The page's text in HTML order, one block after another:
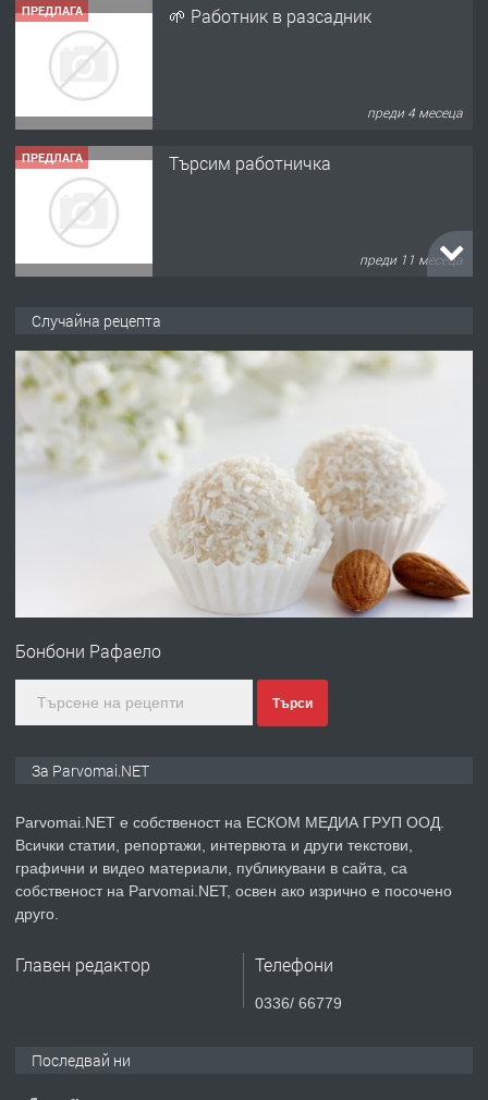
ПРЕДЛАГА 🌱 Работник в разсадник
преди 4 месеца
ПРЕДЛАГА Търсим работничка
преди 11 месеца
ПРЕДЛАГА Работа за общи работници
преди 1 година
Първи поход "По стъпките на Ангел
преди 1 година
ПРЕДЛАГА Уроци по Математика
Случайна рецепта
Бонбони Рафаело
Търси
За Parvomai.NET
Parvomai.NET е собственост на ЕСКОМ МЕДИА ГРУП ООД.
Всички статии, репортажи, интервюта и други текстови,
графични и видео материали, публикувани в сайта, са
собственост на Parvomai.NET, освен ако изрично е посочено
друго.
Главен редактор Телефони
0336/ 66779
Последвай ни